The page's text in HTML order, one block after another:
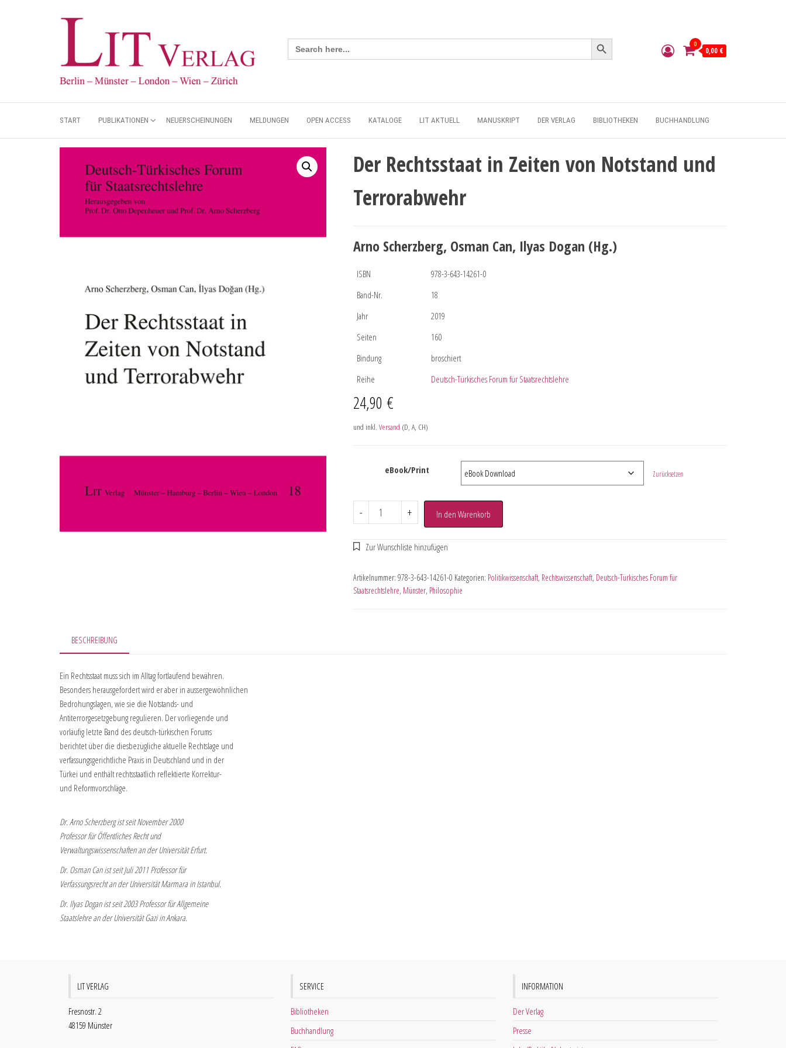
Search
for:
Search Button
0
0,00 €
START PUBLIKATIONEN NEUERSCHEINUNGEN MELDUNGEN OPEN ACCESS KATALOGE LIT AKTUELL MANUSKRIPT DER VERLAG BIBLIOTHEKEN BUCHHANDLUNG
Der Rechtsstaat in Zeiten von Notstand und
Terrorabwehr
Arno Scherzberg, Osman Can, Ilyas Dogan (Hg.)
ISBN
978-3-643-14261-0
Band-Nr.
18
Jahr
2019
Seiten
160
Bindung
broschiert
Reihe
Deutsch-Türkisches Forum für Staatsrechtslehre
24,90 €
und inkl. Versand (D, A, CH)
eBook/Print Zurücksetzen
- + In den Warenkorb
Artikelnummer: 978-3-643-14261-0 Kategorien: Politikwissenschaft, Rechtswissenschaft, Deutsch-Türkisches Forum für
Staatsrechtslehre, Münster, Philosophie
BESCHREIBUNG
Ein Rechtsstaat muss sich im Alltag fortlaufend bewähren.
Besonders herausgefordert wird er aber in aussergewöhnlichen
Bedrohungslagen, wie sie die Notstands- und
Antiterrorgesetzgebung regulieren. Der vorliegende und
vorläufig letzte Band des deutsch-türkischen Forums
berichtet über die diesbezügliche aktuelle Rechtslage und
verfassungsgerichtliche Praxis in Deutschland und in der
Türkei und enthält rechtsstaatlich reflektierte Korrektur-
und Reformvorschläge.
Dr. Arno Scherzberg ist seit November 2000
Professor für Öffentliches Recht und
Verwaltungswissenschaften an der Universität Erfurt.
Dr. Osman Can ist seit Juli 2011 Professor für
Verfassungsrecht an der Universität Marmara in Istanbul.
Dr. Ilyas Dogan ist seit 2003 Professor für Allgemeine
Staatslehre an der Universität Gazi in Ankara.
LIT VERLAG
Fresnostr. 2
48159 Münster
SERVICE
Bibliotheken
Buchhandlung
INFORMATION
Der Verlag
Presse